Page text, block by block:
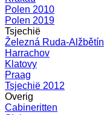
Polen 2010
Polen 2019
Tsjechië
Železná Ruda-Alžbětín
Harrachov
Klatovy
Praag
Tsjechië 2012
Overig
Cabineritten